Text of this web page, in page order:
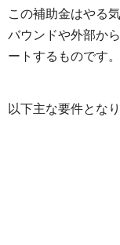
この補助金はやる
バウンドや外部か
ートするものです。
以下主な要件となり